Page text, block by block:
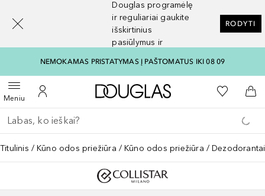
Douglas programėlę
ir reguliariai gaukite
išskirtinius
pasiūlymus ir
RODYTI
NEMOKAMAS PRISTATYMAS Į PAŠTOMATUS IKI 08 09
MeniuAtidaryti meniuĮ mano paskyrą
Į Douglas pagrindinį
Į mano
Į
Grįžk atgal
Vykdykite paiešką
Titulinis Kūno odos priežiūra Kūno odos priežiūra Dezodorantai
[navigation.slideout.screenreader]